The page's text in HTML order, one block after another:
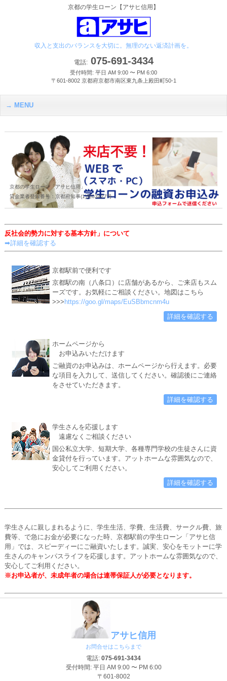
京都の学生ローン【アサヒ信用】
収入と支出のバランスを大切に。無理のない返済計画を。
電話:075-691-3434
受付時間: 平日 AM 9:00 〜 PM 6:00
〒601-8002 京都府京都市南区東九条上殿田町50-1
MENU
京都の学生ローン「アサヒ信用」
貸金業者登録番号：京都府知事(1)第03427号
反社会的勢力に対する基本方針」について
➡詳細を確認する
京都駅前で便利です
京都駅の南（八条口）に店舗があるから、ご来店もスム
ーズです。お気軽にご相談ください。地図はこちら
>>>https://goo.gl/maps/EuSBbmcnm4u
詳細を確認する
ホームページから
お申込みいただけます
ご融資のお申込みは、ホームページから行えます。必要
な項目を入力して、送信してください。確認後にご連絡
をさせていただきます。
詳細を確認する
学生さんを応援します
遠慮なくご相談ください
国公私立大学、短期大学、各種専門学校の生徒さんに資
金貸付を行っています。アットホームな雰囲気なので、
安心してご利用ください。
詳細を確認する
学生さんに親しまれるように、学生生活、学費、生活費、サークル費、旅
費等、で急にお金が必要になった時、京都駅前の学生ローン「アサヒ信
用」では、スピーディーにご融資いたします。誠実、安心をモットーに学
生さんのキャンパスライフを応援します。アットホームな雰囲気なので、
安心してご利用ください。
※お申込者が、未成年者の場合は連帯保証人が必要となります。
アサヒ信用
お問合せはこちらまで
電話: 075-691-3434
受付時間: 平日 AM 9:00 〜 PM 6:00
〒601-8002